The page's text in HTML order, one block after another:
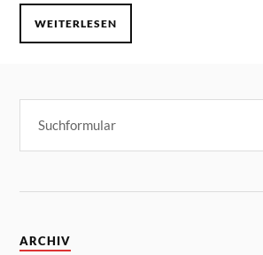
WEITERLESEN
ARCHIV